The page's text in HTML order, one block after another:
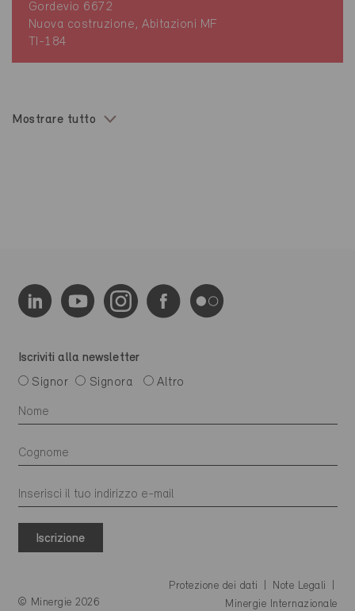
Gordevio 6672
Nuova costruzione, Abitazioni MF
TI-184
Mostrare tutto
Iscriviti alla newsletter
Signor
Signora Altro
Iscrizione
© Minergie 2026
Protezione dei dati
Note Legali
Minergie Internazionale